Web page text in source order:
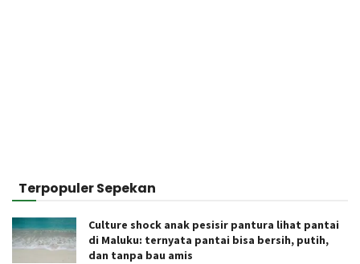
Terpopuler Sepekan
Culture shock anak pesisir pantura lihat pantai
di Maluku: ternyata pantai bisa bersih, putih,
dan tanpa bau amis